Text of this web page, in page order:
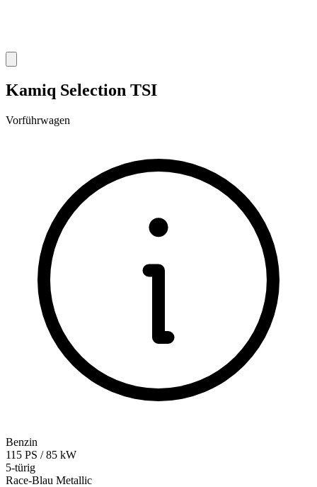
Kamiq Selection TSI
Vorführwagen
Benzin
115 PS / 85 kW
5-türig
Race-Blau Metallic